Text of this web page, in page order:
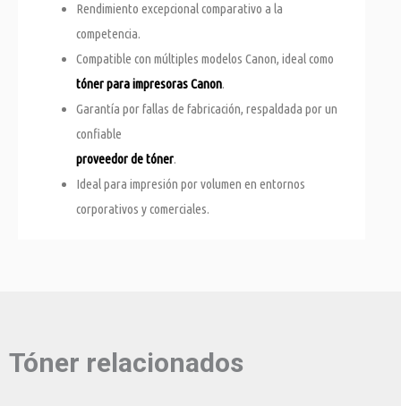
Rendimiento excepcional comparativo a la
competencia.
Compatible con múltiples modelos Canon, ideal como
tóner para impresoras Canon.
Garantía por fallas de fabricación, respaldada por un
confiable
proveedor de tóner.
Ideal para impresión por volumen en entornos
corporativos y comerciales.
Tóner relacionados